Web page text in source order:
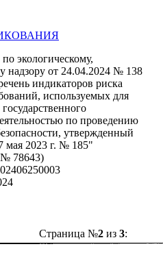
экологическому,
надзору от 24.04.2024 № 138
индикаторов риска
используемых для
по проведению
утвержденный
мая 2023 г. № 185"
№ 78643)
Страница №2из 3: